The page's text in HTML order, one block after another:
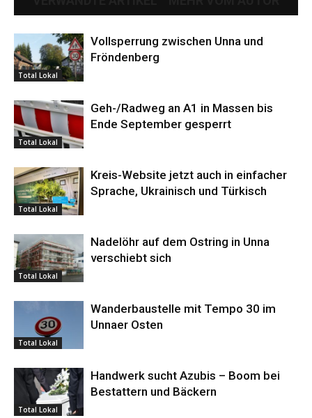
Total Lokal
Vollsperrung zwischen Unna und
Fröndenberg
Total Lokal
Geh-/Radweg an A1 in Massen bis
Ende September gesperrt
Total Lokal
Kreis-Website jetzt auch in einfacher
Sprache, Ukrainisch und Türkisch
Total Lokal
Nadelöhr auf dem Ostring in Unna
verschiebt sich
Total Lokal
Wanderbaustelle mit Tempo 30 im
Unnaer Osten
Total Lokal
Handwerk sucht Azubis – Boom bei
Bestattern und Bäckern